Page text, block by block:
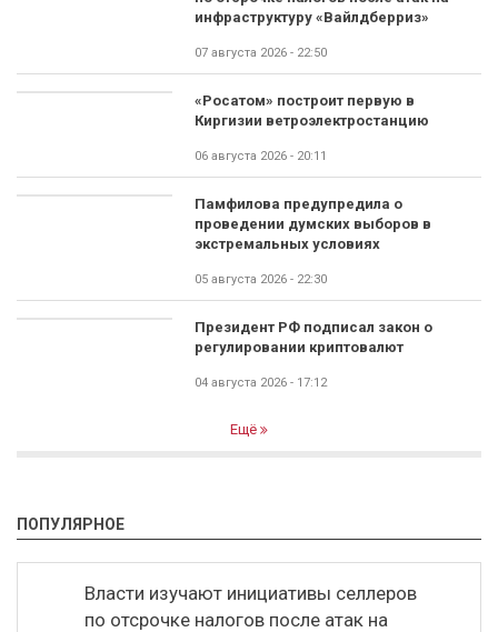
инфраструктуру «Вайлдберриз»
07 августа 2026 - 22:50
«Росатом» построит первую в
Киргизии ветроэлектростанцию
06 августа 2026 - 20:11
Памфилова предупредила о
проведении думских выборов в
экстремальных условиях
05 августа 2026 - 22:30
Президент РФ подписал закон о
регулировании криптовалют
04 августа 2026 - 17:12
Ещё
ПОПУЛЯРНОЕ
Власти изучают инициативы селлеров
по отсрочке налогов после атак на